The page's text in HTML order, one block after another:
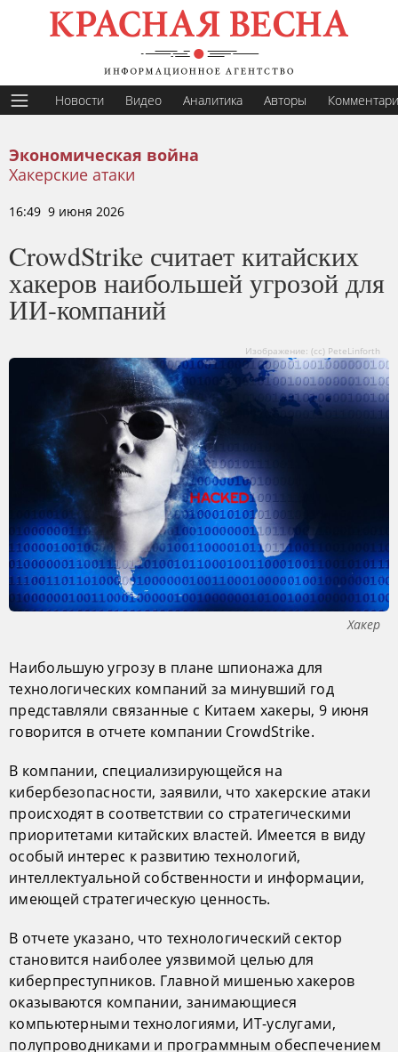
Новости Видео Аналитика Авторы
Экономическая война
Хакерские атаки
16:49 9 июня 2026
CrowdStrike считает китайских
хакеров наибольшей угрозой для
ИИ-компаний
Изображение: (cc) PeteLinforth
Хакер
Наибольшую угрозу в плане шпионажа для
технологических компаний за минувший год
представляли связанные с Китаем хакеры, 9 июня
говорится в отчете компании CrowdStrike.
В компании, специализирующейся на
кибербезопасности, заявили, что хакерские атаки
происходят в соответствии со стратегическими
приоритетами китайских властей. Имеется в виду
особый интерес к развитию технологий,
интеллектуальной собственности и информации,
имеющей стратегическую ценность.
В отчете указано, что технологический сектор
становится наиболее уязвимой целью для
киберпреступников. Главной мишенью хакеров
оказываются компании, занимающиеся
компьютерными технологиями, ИТ-услугами,
полупроводниками и программным обеспечением